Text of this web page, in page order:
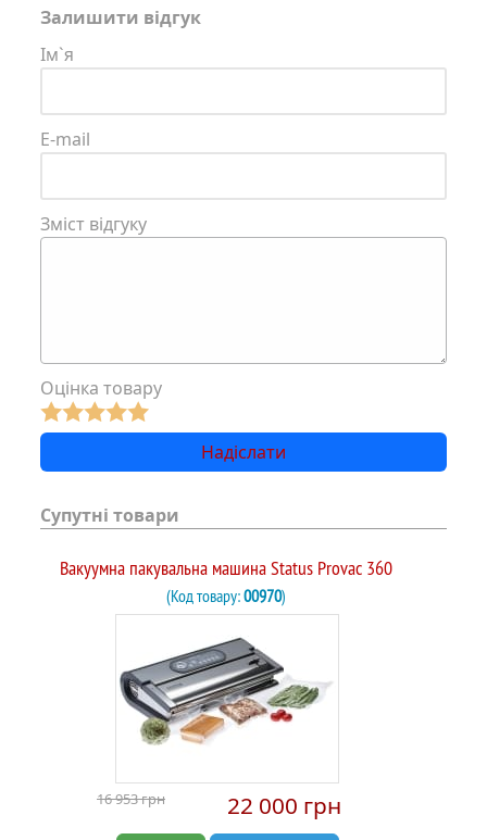
Залишити відгук
Ім`я
E-mail
Зміст відгуку
Оцінка товару
Супутні товари
Вакуумна пакувальна машина Status Provac 360
(Код товару:00970)
16 953 грн 22 000 грн